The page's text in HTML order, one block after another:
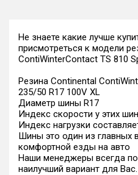
Не знаете какие лучше
присмотреться к модели
ContiWinterContact TS 810
Резина Continental
235/50 R17 100V XL
Диаметр шины R17
Индекс скорости у этих
Индекс нагрузки
Шины это один из главных
комфортной езды на авто
Наши менеджеры всегда
наилучший вариант для Вас.